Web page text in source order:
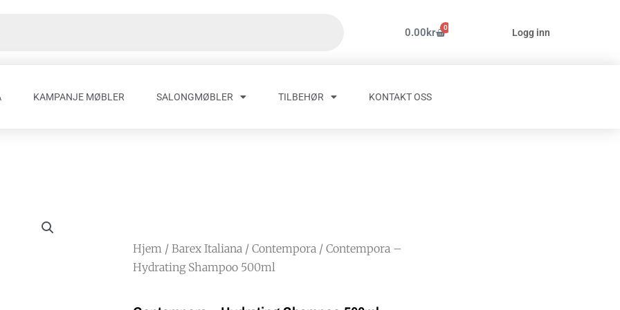
0.00kr 0
Handlekurv Logg inn
KAMPANJE MØBLER SALONGMØBLER TILBEHØR KONTAKT OSS
Hjem / Barex Italiana / Contempora / Contempora –
Hydrating Shampoo 500ml